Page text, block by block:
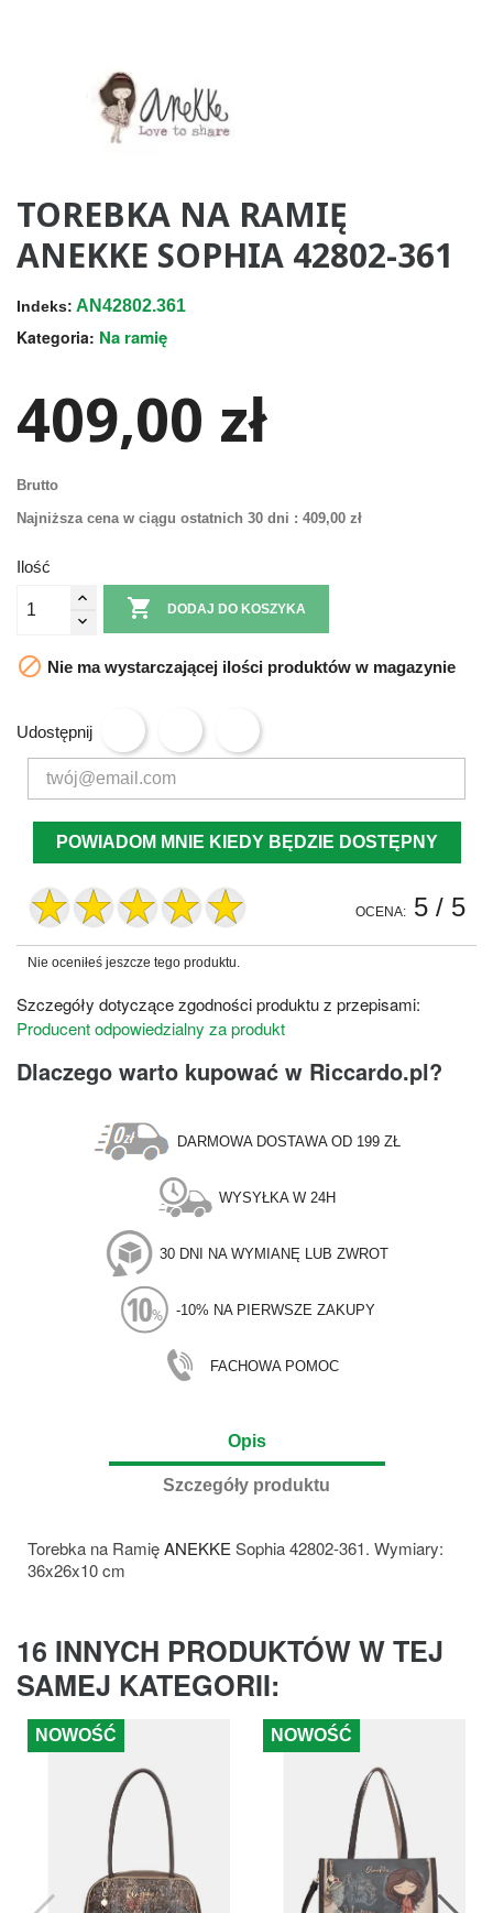
TOREBKA NA RAMIĘ
ANEKKE SOPHIA 42802-361
Indeks: AN42802.361
Kategoria: Na ramię
409,00 zł
Brutto
Najniższa cena w ciągu ostatnich 30 dni : 409,00 zł
Ilość
 DODAJ DO KOSZYKA
 Nie ma wystarczającej ilości produktów w magazynie
Udostępnij
POWIADOM MNIE KIEDY BĘDZIE DOSTĘPNY
OCENA: 5 / 5
Nie oceniłeś jeszcze tego produktu.
Szczegóły dotyczące zgodności produktu z przepisami:
Producent odpowiedzialny za produkt
Dlaczego warto kupować w Riccardo.pl?
DARMOWA DOSTAWA OD 199 ZŁ
WYSYŁKA W 24H
30 DNI NA WYMIANĘ LUB ZWROT
-10% NA PIERWSZE ZAKUPY
FACHOWA POMOC
Opis
Szczegóły produktu
Torebka na RamięANEKKE Sophia 42802-361. Wymiary:
36x26x10 cm
16 INNYCH PRODUKTÓW W TEJ
SAMEJ KATEGORII:
NOWOŚĆ NOWOŚĆ